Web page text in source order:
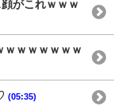
がこれｗｗｗ
ｗｗｗｗｗｗ
(05:35)